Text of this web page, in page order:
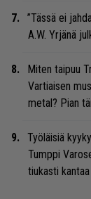
”Tässä ei
A.W. Yrjänä
Miten taipuu
Vartiaisen
metal? Pian
Työläisiä
Tumppi
tiukasti